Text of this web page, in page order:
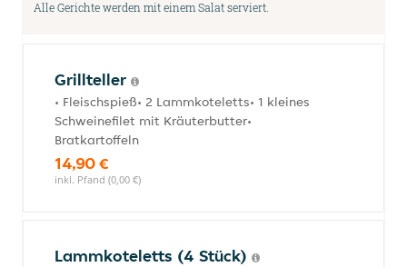
Alle Gerichte werden mit einem Salat serviert.
Grillteller
• Fleischspieß• 2 Lammkoteletts• 1 kleines
Schweinefilet mit Kräuterbutter•
Bratkartoffeln
14,90 €
inkl. Pfand (0,00 €)
Lammkoteletts (4 Stück)